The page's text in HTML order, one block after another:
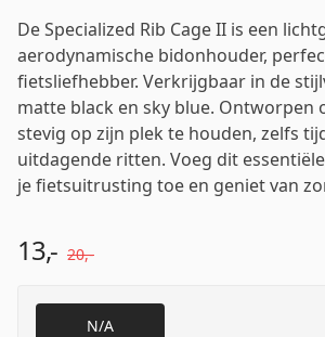
De Specialized Rib Cage II is een
aerodynamische bidonhouder,
fietsliefhebber. Verkrijgbaar in de
matte black en sky blue. Ontworpen
stevig op zijn plek te houden, zelfs
uitdagende ritten. Voeg dit
je fietsuitrusting toe en geniet van
13,- 20,-
N/A